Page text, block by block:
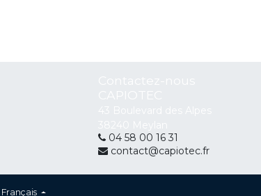
04 58 00 16 31
contact@capiotec.fr
Français